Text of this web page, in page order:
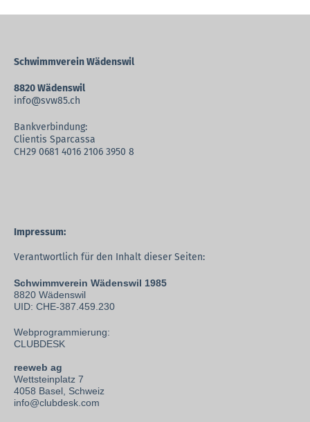
Schwimmverein Wädenswil
8820 Wädenswil
info@svw85.ch
Bankverbindung:
Clientis Sparcassa
CH29 0681 4016 2106 3950 8
Impressum:
Verantwortlich für den Inhalt dieser Seiten:
Schwimmverein Wädenswil 1985
8820 Wädenswil
UID: CHE-387.459.230
Webprogrammierung:
CLUBDESK
reeweb ag
Wettsteinplatz 7
4058 Basel, Schweiz
info@clubdesk.com